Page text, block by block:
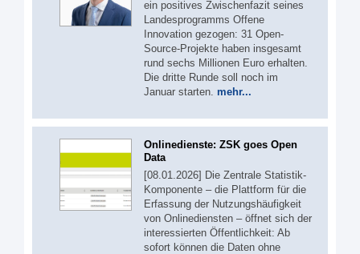
ein positives Zwischenfazit seines
Landesprogramms Offene
Innovation gezogen: 31 Open-
Source-Projekte haben insgesamt
rund sechs Millionen Euro erhalten.
Die dritte Runde soll noch im
Januar starten. mehr...
Onlinedienste: ZSK goes Open
Data
[08.01.2026] Die Zentrale Statistik-
Komponente – die Plattform für die
Erfassung der Nutzungshäufigkeit
von Onlinediensten – öffnet sich der
interessierten Öffentlichkeit: Ab
sofort können die Daten ohne